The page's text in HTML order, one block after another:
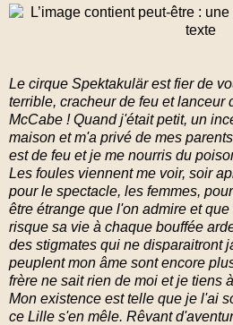
Le cirque Spektakulär est fier de
terrible, cracheur de feu et lanceur
McCabe ! Quand j'était petit, un
maison et m'a privé de mes
est de feu et je me nourris du
Les foules viennent me voir, soir
pour le spectacle, les femmes,
être étrange que l'on admire et
risque sa vie à chaque bouffée
des stigmates qui ne disparaitront
peuplent mon âme sont encore
frère ne sait rien de moi et je tiens
Mon existence est telle que je l'ai
ce Lille s'en mêle. Rêvant